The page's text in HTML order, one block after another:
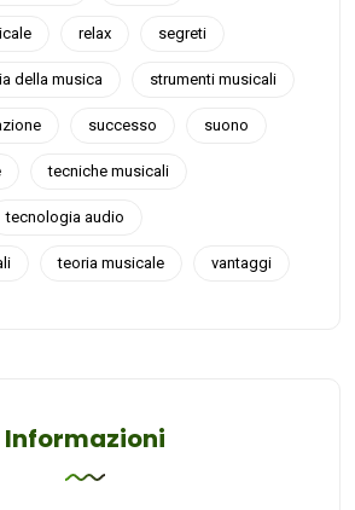
relax segreti
della musica strumenti musicali
successo suono
tecniche musicali
tecnologia audio
teoria musicale vantaggi
Informazioni